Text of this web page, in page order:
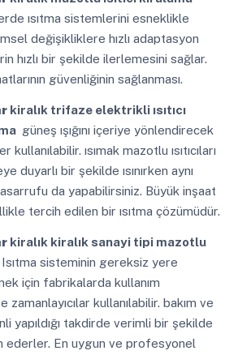
ısıtma sistemlerini esneklikle
değişikliklere hızlı adaptasyon
hızlı bir şekilde ilerlemesini sağlar.
güvenliğinin sağlanması.
kiralık trifaze elektrikli ısıtıcı
güneş ışığını içeriye yönlendirecek
ısımak mazotlu ısıtıcıları
duyarlı bir şekilde ısınırken aynı
da yapabilirsiniz. Büyük inşaat
tercih edilen bir ısıtma çözümüdür.
kiralık kiralık sanayi tipi mazotlu
Isıtma sisteminin gereksiz yere
için fabrikalarda kullanım
kullanılabilir. bakım ve
yapıldığı takdirde verimli bir şekilde
ederler. En uygun ve profesyonel